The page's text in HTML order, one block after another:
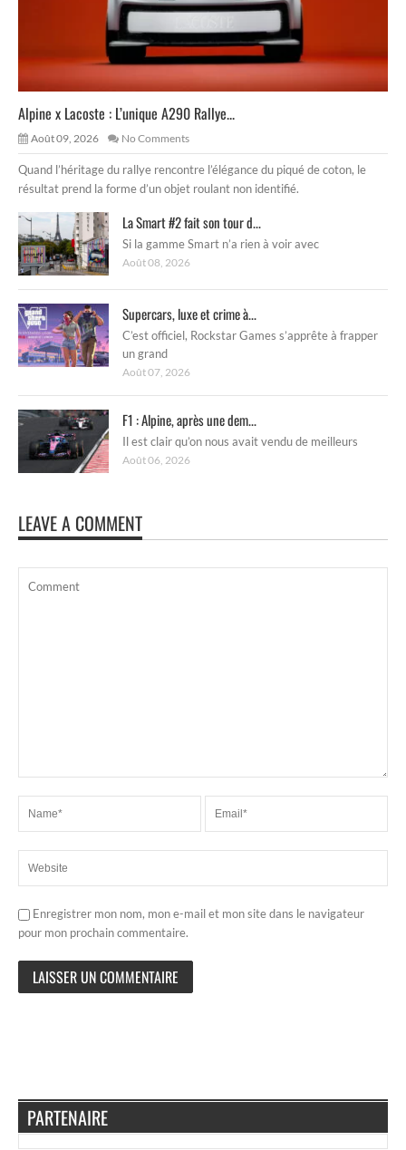
Alpine x Lacoste : L’unique A290 Rallye...
Août 09, 2026 No Comments
Quand l’héritage du rallye rencontre l’élégance du piqué de coton, le
résultat prend la forme d’un objet roulant non identifié.
La Smart #2 fait son tour d...
Si la gamme Smart n’a rien à voir avec
Août 08, 2026
Supercars, luxe et crime à...
C’est officiel, Rockstar Games s’apprête à frapper
un grand
Août 07, 2026
F1 : Alpine, après une dem...
Il est clair qu’on nous avait vendu de meilleurs
Août 06, 2026
LEAVE A COMMENT
Enregistrer mon nom, mon e-mail et mon site dans le navigateur
pour mon prochain commentaire.
PARTENAIRE